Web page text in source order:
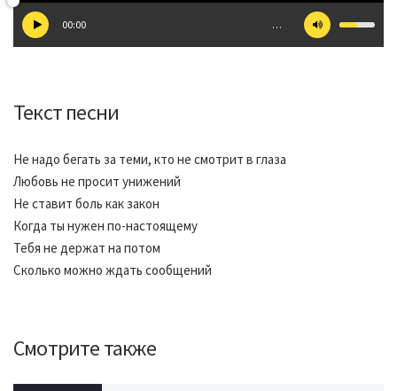
00:00 …
Текст песни
Не надо бегать за теми, кто не смотрит в глаза
Любовь не просит унижений
Не ставит боль как закон
Когда ты нужен по-настоящему
Тебя не держат на потом
Сколько можно ждать сообщений
Смотрите также